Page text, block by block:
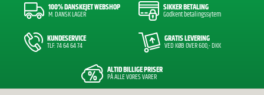
100% DANSKEJET WEBSHOP
M. DANSK LAGER
SIKKER BETALING
Godkent betalingssytem
KUNDESERVICE
TLF: 74 64 64 74
GRATIS LEVERING
VED KØB OVER 600,- DKK
ALTID BILLIGE PRISER
PÅ ALLE VORES VARER